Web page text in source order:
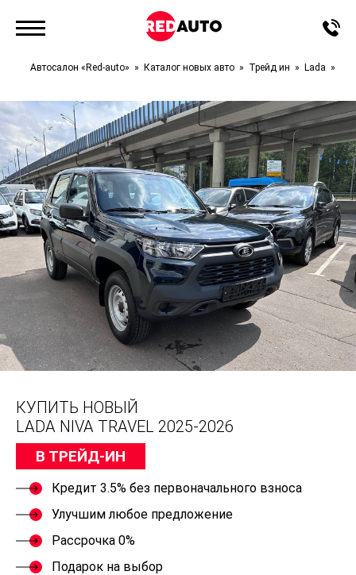
Автосалон «Red-auto» Каталог новых авто Трейд ин Lada
КУПИТЬ НОВЫЙ
LADA NIVA TRAVEL 2025-2026
В ТРЕЙД-ИН
Кредит 3.5% без первоначального взноса
Улучшим любое предложение
Рассрочка 0%
Подарок на выбор